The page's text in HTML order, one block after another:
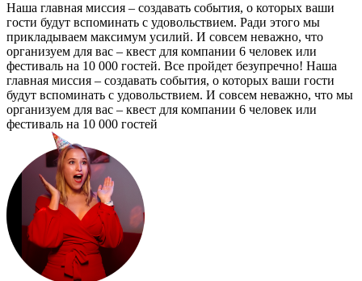
Наша главная миссия – создавать события, о которых ваши
гости будут вспоминать с удовольствием. Ради этого мы
прикладываем максимум усилий. И совсем неважно, что
организуем для вас – квест для компании 6 человек или
фестиваль на 10 000 гостей. Все пройдет безупречно! Наша
главная миссия – создавать события, о которых ваши гости
будут вспоминать с удовольствием. И совсем неважно, что мы
организуем для вас – квест для компании 6 человек или
фестиваль на 10 000 гостей